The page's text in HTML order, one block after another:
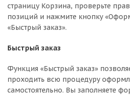
страницу Корзина, проверьте
позиций и нажмите кнопку
«Быстрый заказ».
Быстрый заказ
Функция «Быстрый заказ»
проходить всю процедуру
самостоятельно. Вы заполняете